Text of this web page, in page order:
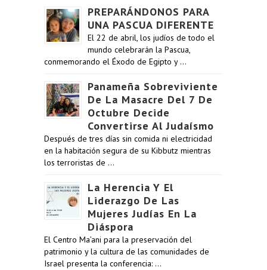
PREPARÁNDONOS PARA
UNA PASCUA DIFERENTE
El 22 de abril, los judíos de todo el
mundo celebrarán la Pascua,
conmemorando el Éxodo de Egipto y …
Panameña Sobreviviente
De La Masacre Del 7 De
Octubre Decide
Convertirse Al Judaísmo
Después de tres días sin comida ni electricidad
en la habitación segura de su Kibbutz mientras
los terroristas de …
La Herencia Y El
Liderazgo De Las
Mujeres Judías En La
Diáspora
El Centro Ma’ani para la preservación del
patrimonio y la cultura de las comunidades de
Israel presenta la conferencia: …